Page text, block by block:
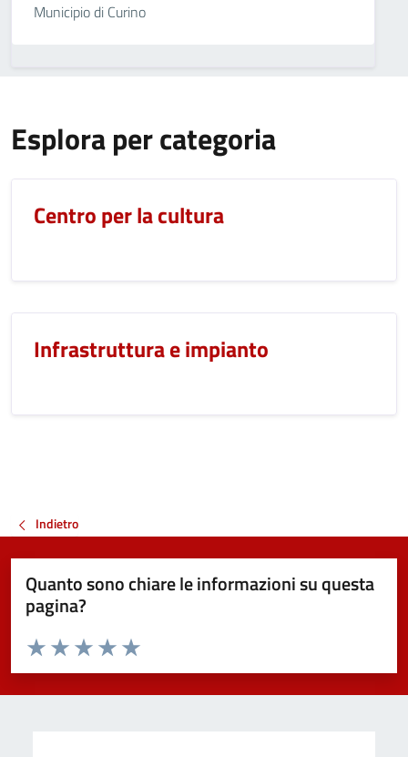
Municipio di Curino
Esplora per categoria
Centro per la cultura
Infrastruttura e impianto
Indietro
Quanto sono chiare le informazioni su questa
pagina?
Valuta da 1 a 5 stelle la pagina
Valuta 5 stelle su 5
Valuta 4 stelle su 5
Valuta 3 stelle su 5
Valuta 2 stelle su 5
Valuta 1 stelle su 5